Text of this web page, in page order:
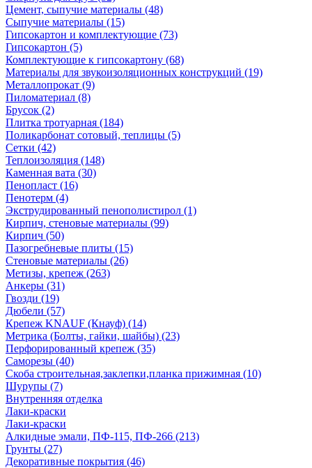
Цемент, сыпучие материалы (48)
Сыпучие материалы (15)
Гипсокартон и комплектующие (73)
Гипсокартон (5)
Комплектующие к гипсокартону (68)
Материалы для звукоизоляционных конструкций (19)
Металлопрокат (9)
Пиломатериал (8)
Брусок (2)
Плитка тротуарная (184)
Поликарбонат сотовый, теплицы (5)
Сетки (42)
Теплоизоляция (148)
Каменная вата (30)
Пенопласт (16)
Пенотерм (4)
Экструдированный пенополистирол (1)
Кирпич, стеновые материалы (99)
Кирпич (50)
Пазогребневые плиты (15)
Стеновые материалы (26)
Метизы, крепеж (263)
Анкеры (31)
Гвозди (19)
Дюбели (57)
Крепеж KNAUF (Кнауф) (14)
Метрика (Болты, гайки, шайбы) (23)
Перфорированный крепеж (35)
Саморезы (40)
Скоба строительная,заклепки,планка прижимная (10)
Шурупы (7)
Внутренняя отделка
Лаки-краски
Лаки-краски
Алкидные эмали, ПФ-115, ПФ-266 (213)
Грунты (27)
Декоративные покрытия (46)